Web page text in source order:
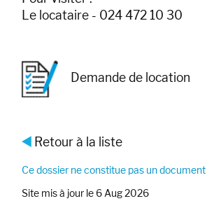
Le locataire - 024 472 10 30
Demande de location
Retour à la liste
Ce dossier ne constitue pas un
Site mis à jour le 6 Aug 2026